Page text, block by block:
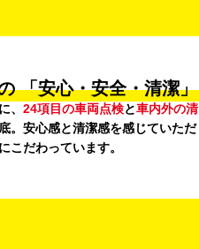
「安心・安全・清潔」
、 24項目の車両点検と車内外の清
。安心感と清潔感を感じていただ
こだわっています。